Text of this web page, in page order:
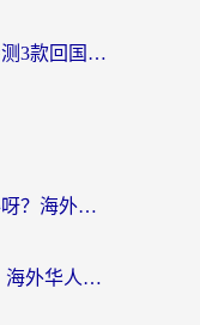
穿梭和快喵好用吗？海外党亲测3款回国加速器，附日本回国VPN避坑指南
汽水到国外不能用了吗怎么办呀？海外党追剧看片的救星在这里！
音悦Tai在瑞典用不了怎么办？海外华人追剧听歌的实用指南